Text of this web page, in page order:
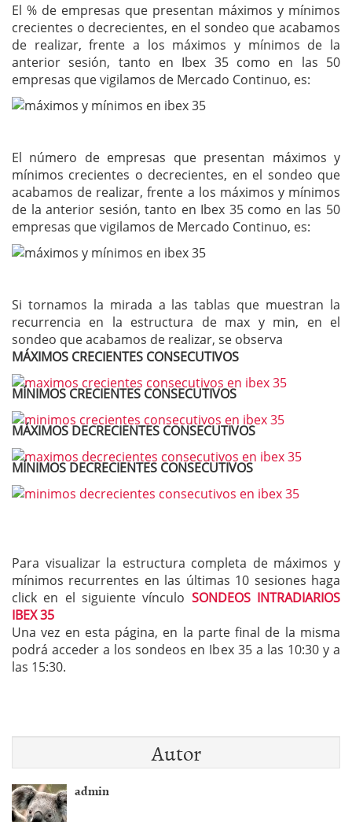
El % de empresas que presentan máximos y mínimos
crecientes o decrecientes, en el sondeo que acabamos
de realizar, frente a los máximos y mínimos de la
anterior sesión, tanto en Ibex 35 como en las 50
empresas que vigilamos de Mercado Continuo, es:
El número de empresas que presentan máximos y
mínimos crecientes o decrecientes, en el sondeo que
acabamos de realizar, frente a los máximos y mínimos
de la anterior sesión, tanto en Ibex 35 como en las 50
empresas que vigilamos de Mercado Continuo, es:
Si tornamos la mirada a las tablas que muestran la
recurrencia en la estructura de max y min, en el
sondeo que acabamos de realizar, se observa
MÁXIMOS CRECIENTES CONSECUTIVOS
MÍNIMOS CRECIENTES CONSECUTIVOS
MÁXIMOS DECRECIENTES CONSECUTIVOS
MÍNIMOS DECRECIENTES CONSECUTIVOS
Para visualizar la estructura completa de máximos y
mínimos recurrentes en las últimas 10 sesiones haga
click en el siguiente vínculo SONDEOS INTRADIARIOS
IBEX 35
Una vez en esta página, en la parte final de la misma
podrá acceder a los sondeos en Ibex 35 a las 10:30 y a
las 15:30.
Autor
admin